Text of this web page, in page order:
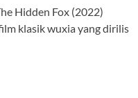
Hidden Fox (2022)
klasik wuxia yang dirilis